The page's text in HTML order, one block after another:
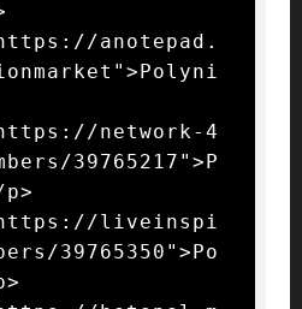
anotepad.
network-4
39765217">P
liveinspi
39765350">Po